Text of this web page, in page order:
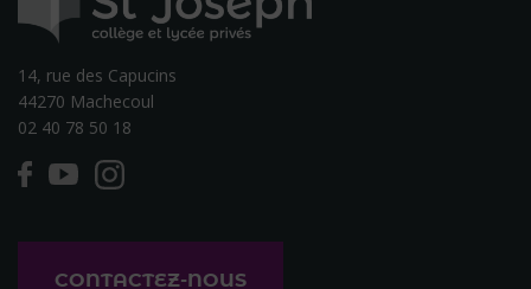
14, rue des Capucins
44270 Machecoul
02 40 78 50 18
CONTACTEZ-NOUS